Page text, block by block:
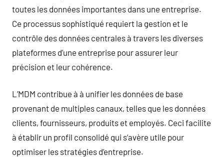
toutes les données importantes dans une entreprise.
Ce processus sophistiqué requiert la gestion et le
contrôle des données centrales à travers les diverses
plateformes d’une entreprise pour assurer leur
précision et leur cohérence.
L’MDM contribue à à unifier les données de base
provenant de multiples canaux, telles que les données
clients, fournisseurs, produits et employés. Ceci facilite
à établir un profil consolidé qui s’avère utile pour
optimiser les stratégies d’entreprise.